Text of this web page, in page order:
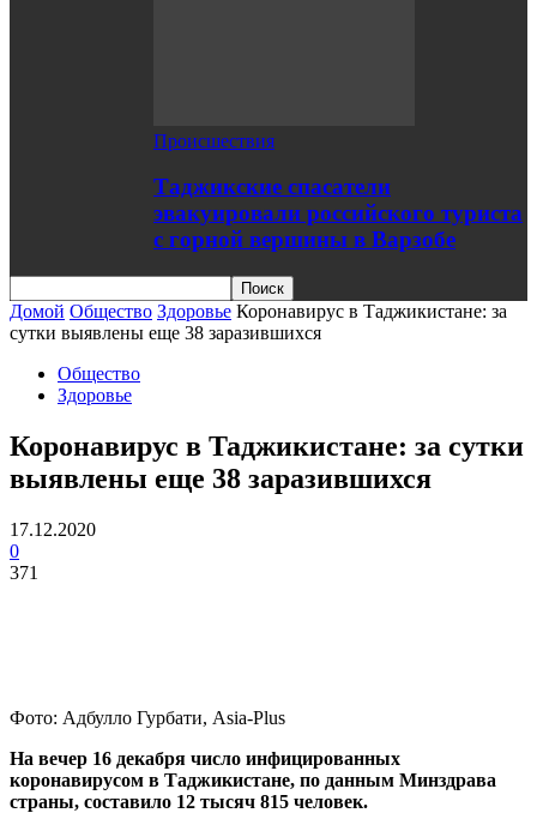
Происшествия
Таджикские спасатели
эвакуировали российского туриста
с горной вершины в Варзобе
Домой Общество Здоровье Коронавирус в Таджикистане: за
сутки выявлены еще 38 заразившихся
Общество
Здоровье
Коронавирус в Таджикистане: за сутки
выявлены еще 38 заразившихся
17.12.2020
0
371
Фото: Адбулло Гурбати, Asia-Plus
На вечер 16 декабря число инфицированных
коронавирусом в Таджикистане, по данным Минздрава
страны, составило 12 тысяч 815 человек.